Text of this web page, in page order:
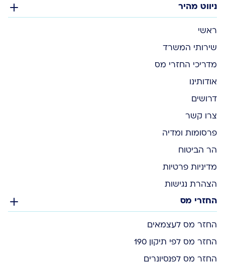
ניווט מהיר
ראשי
שירותי המשרד
מדריכי החזרי מס
אודותינו
דרושים
צרו קשר
פרסומות ומדיה
הר הביטוח
מדיניות פרטיות
הצהרת נגישות
החזרי מס
החזר מס לעצמאים
החזר מס לפי תיקון 190
החזר מס לפנסיונרים